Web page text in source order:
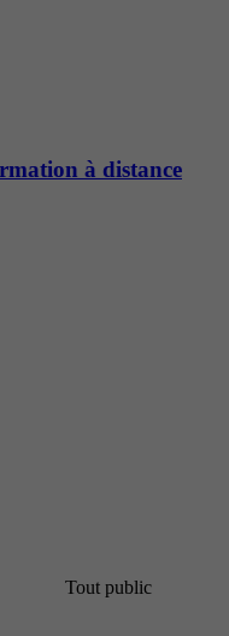
à distance
Tout public